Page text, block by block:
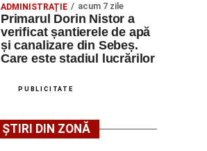
ADMINISTRAȚIE acum 7 zile
Primarul Dorin Nistor a
verificat șantierele de apă
și canalizare din Sebeș.
Care este stadiul lucrărilor
PUBLICITATE
ȘTIRI DIN ZONĂ